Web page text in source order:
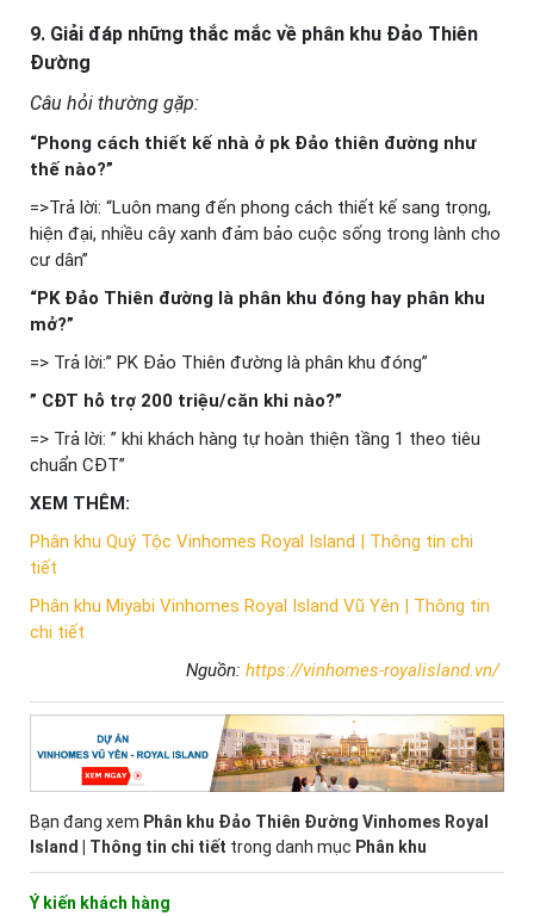
9. Giải đáp những thắc mắc về phân khu Đảo Thiên
Đường
Câu hỏi thường gặp:
“Phong cách thiết kế nhà ở pk Đảo thiên đường như
thế nào?”
=>Trả lời: “Luôn mang đến phong cách thiết kế sang trọng,
hiện đại, nhiều cây xanh đảm bảo cuộc sống trong lành cho
cư dân”
“PK Đảo Thiên đường là phân khu đóng hay phân khu
mở?”
=> Trả lời:” PK Đảo Thiên đường là phân khu đóng”
” CĐT hỗ trợ 200 triệu/căn khi nào?”
=> Trả lời: ” khi khách hàng tự hoàn thiện tầng 1 theo tiêu
chuẩn CĐT”
XEM THÊM:
Phân khu Quý Tộc Vinhomes Royal Island | Thông tin chi
tiết
Phân khu Miyabi Vinhomes Royal Island Vũ Yên | Thông tin
chi tiết
Nguồn: https://vinhomes-royalisland.vn/
Bạn đang xem Phân khu Đảo Thiên Đường Vinhomes Royal
Island | Thông tin chi tiết trong danh mục Phân khu
Ý kiến khách hàng